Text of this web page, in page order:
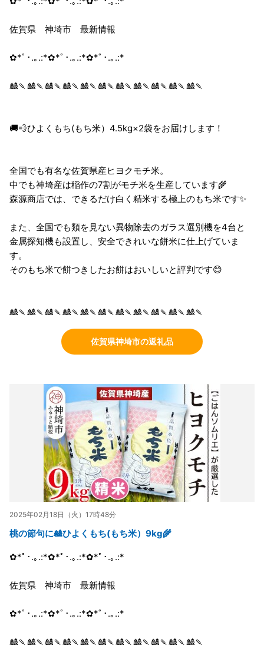
佐賀県 神埼市 最新情報
✿*ﾟ･.｡.:*✿*ﾟ･.｡.:*✿*ﾟ･.｡.:*
🎎🍡🎎🍡🎎🍡🎎🍡🎎🍡🎎🍡🎎🍡🎎🍡🎎🍡🎎🍡🎎🍡
🚚💨ひよくもち(もち米）4.5kg×2袋をお届けします！
全国でも有名な佐賀県産ヒヨクモチ米。
中でも神埼産は稲作の7割がモチ米を生産しています🌾
森源商店では、できるだけ白く精米する極上のもち米です✨
また、全国でも類を見ない異物除去のガラス選別機を4台と
金属探知機も設置し、安全できれいな餅米に仕上げていま
す。
そのもち米で餅つきしたお餅はおいしいと評判です😊
🎎🍡🎎🍡🎎🍡🎎🍡🎎🍡🎎🍡🎎🍡🎎🍡🎎🍡🎎🍡🎎🍡
佐賀県神埼市の返礼品
2025年02月18日（火）17時48分
桃の節句に🎎ひよくもち(もち米）9kg🌾
✿*ﾟ･.｡.:*✿*ﾟ･.｡.:*✿*ﾟ･.｡.:*
佐賀県 神埼市 最新情報
✿*ﾟ･.｡.:*✿*ﾟ･.｡.:*✿*ﾟ･.｡.:*
🎎🍡🎎🍡🎎🍡🎎🍡🎎🍡🎎🍡🎎🍡🎎🍡🎎🍡🎎🍡🎎🍡